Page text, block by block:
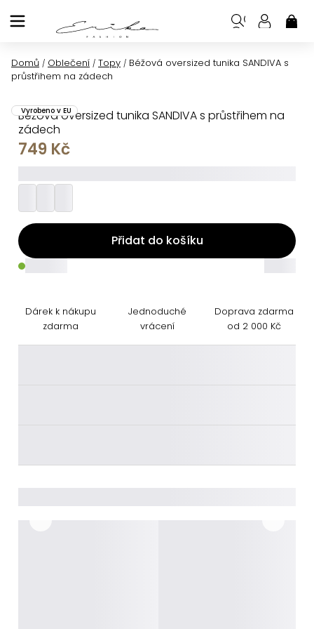
na
Domů / Oblečení / Topy / Béžová oversized tunika SANDIVA s
průstřihem na zádech
Béžová oversized tunika SANDIVA s průstřihem na
zádech
Vyrobeno v EU
749 Kč
Přidat do košíku
Dárek k nákupu
zdarma
Jednoduché
vrácení
Doprava zdarma
od 2 000 Kč